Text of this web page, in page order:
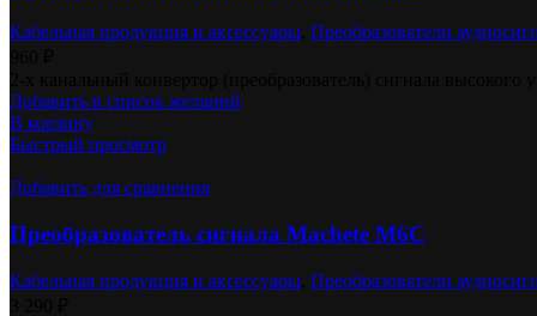
Кабельная продукция и аксессуары Преобразователи
Добавить в список желаний
В корзину
Быстрый просмотр
Добавить для сравнения
Преобразователь сигнала Machete M6C
Кабельная продукция и аксессуары Преобразователи